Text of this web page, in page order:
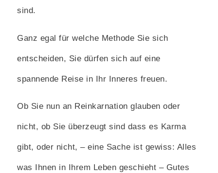
sind.
Ganz egal für welche Methode Sie sich
entscheiden, Sie dürfen sich auf eine
spannende Reise in Ihr Inneres freuen.
Ob Sie nun an Reinkarnation glauben oder
nicht, ob Sie überzeugt sind dass es Karma
gibt, oder nicht, – eine Sache ist gewiss: Alles
was Ihnen in Ihrem Leben geschieht – Gutes